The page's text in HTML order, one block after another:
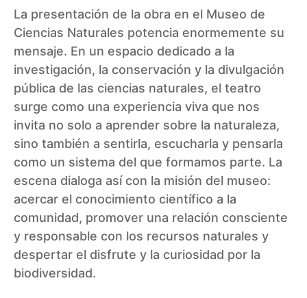
La presentación de la obra en el Museo de
Ciencias Naturales potencia enormemente su
mensaje. En un espacio dedicado a la
investigación, la conservación y la divulgación
pública de las ciencias naturales, el teatro
surge como una experiencia viva que nos
invita no solo a aprender sobre la naturaleza,
sino también a sentirla, escucharla y pensarla
como un sistema del que formamos parte. La
escena dialoga así con la misión del museo:
acercar el conocimiento científico a la
comunidad, promover una relación consciente
y responsable con los recursos naturales y
despertar el disfrute y la curiosidad por la
biodiversidad.